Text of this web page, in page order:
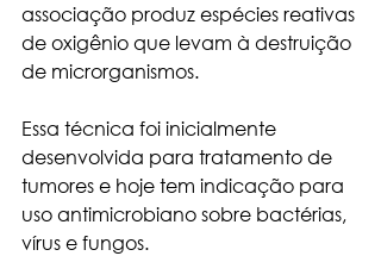
associação produz espécies reativas
de oxigênio que levam à destruição
de microrganismos.
Essa técnica foi inicialmente
desenvolvida para tratamento de
tumores e hoje tem indicação para
uso antimicrobiano sobre bactérias,
vírus e fungos.